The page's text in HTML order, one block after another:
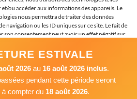
ou accéder aux informations des appareils. Le
nous permettra de traiter des données
navigation ou les ID uniques sur ce site. Le fait de
son consentement peut avoir un effet négatif sur
Accepter
Refuser
ESTIVALE
2026 au 16 août 2026 inclus.
pendant cette période seront
compter du 18 août 2026.